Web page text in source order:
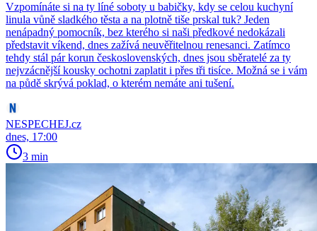
Vzpomínáte si na ty líné soboty u babičky, kdy se celou kuchyní
linula vůně sladkého těsta a na plotně tiše prskal tuk? Jeden
nenápadný pomocník, bez kterého si naši předkové nedokázali
představit víkend, dnes zažívá neuvěřitelnou renesanci. Zatímco
tehdy stál pár korun československých, dnes jsou sběratelé za ty
nejvzácnější kousky ochotni zaplatit i přes tři tisíce. Možná se i vám
na půdě skrývá poklad, o kterém nemáte ani tušení.
NESPECHEJ.cz
dnes, 17:00
3 min